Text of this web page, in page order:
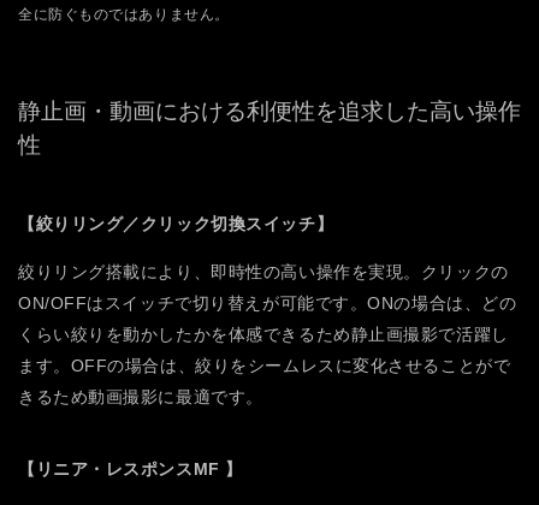
全に防ぐものではありません。
静止画・動画における利便性を追求した高い操作
性
【絞りリング／クリック切換スイッチ】
絞りリング搭載により、即時性の高い操作を実現。クリックの
ON/OFFはスイッチで切り替えが可能です。ONの場合は、どの
くらい絞りを動かしたかを体感できるため静止画撮影で活躍し
ます。OFFの場合は、絞りをシームレスに変化させることがで
きるため動画撮影に最適です。
【リニア・レスポンスMF 】